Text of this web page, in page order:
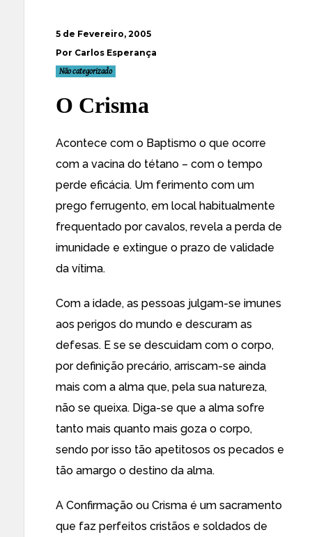
5 de Fevereiro, 2005
Por Carlos Esperança
Não categorizado
O Crisma
Acontece com o Baptismo o que ocorre
com a vacina do tétano – com o tempo
perde eficácia. Um ferimento com um
prego ferrugento, em local habitualmente
frequentado por cavalos, revela a perda de
imunidade e extingue o prazo de validade
da vítima.
Com a idade, as pessoas julgam-se imunes
aos perigos do mundo e descuram as
defesas. E se se descuidam com o corpo,
por definição precário, arriscam-se ainda
mais com a alma que, pela sua natureza,
não se queixa. Diga-se que a alma sofre
tanto mais quanto mais goza o corpo,
sendo por isso tão apetitosos os pecados e
tão amargo o destino da alma.
A Confirmação ou Crisma é um sacramento
que faz perfeitos cristãos e soldados de